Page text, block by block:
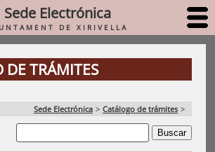
Sede Electrónica
DE XIRIVELLA
DE TRÁMITES
Sede Electrónica > Catálogo de trámites >